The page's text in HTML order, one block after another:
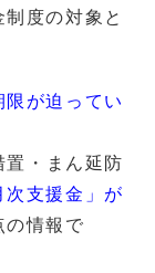
度の対象と
が迫ってい
・まん延防
次支援金」が
の情報で